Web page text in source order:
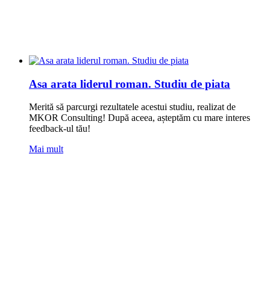
Asa arata liderul roman. Studiu de piata
Merită să parcurgi rezultatele acestui studiu, realizat de
MKOR Consulting! După aceea, așteptăm cu mare interes
feedback-ul tău!
Mai mult